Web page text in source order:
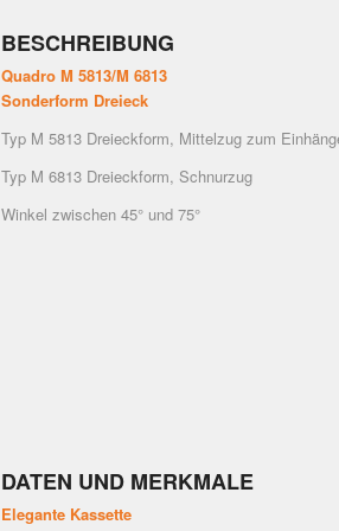
BESCHREIBUNG
Quadro M 5813/M 6813
Sonderform Dreieck
Typ M 5813 Dreieckform, Mittelzug zum
Typ M 6813 Dreieckform, Schnurzug
Winkel zwischen 45° und 75°
DATEN UND MERKMALE
Elegante Kassette